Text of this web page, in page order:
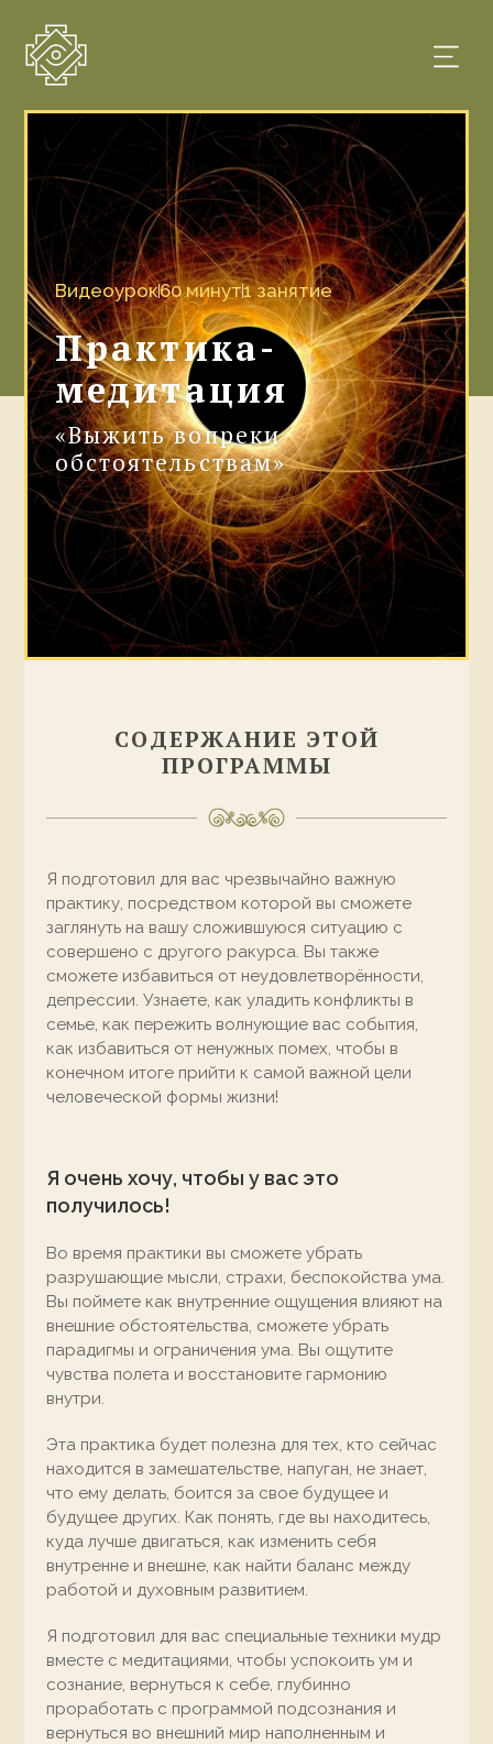
Видеоурок60 минут1 занятие
Практика-
медитация
«Выжить вопреки
обстоятельствам»
СОДЕРЖАНИЕ ЭТОЙ
ПРОГРАММЫ
Я подготовил для вас чрезвычайно важную
практику, посредством которой вы сможете
заглянуть на вашу сложившуюся ситуацию с
совершено с другого ракурса. Вы также
сможете избавиться от неудовлетворённости,
депрессии. Узнаете, как уладить конфликты в
семье, как пережить волнующие вас события,
как избавиться от ненужных помех, чтобы в
конечном итоге прийти к самой важной цели
человеческой формы жизни!
Я очень хочу, чтобы у вас это
получилось!
Во время практики вы сможете убрать
разрушающие мысли, страхи, беспокойства ума.
Вы поймете как внутренние ощущения влияют на
внешние обстоятельства, сможете убрать
парадигмы и ограничения ума. Вы ощутите
чувства полета и восстановите гармонию
внутри.
Эта практика будет полезна для тех, кто сейчас
находится в замешательстве, напуган, не знает,
что ему делать, боится за свое будущее и
будущее других. Как понять, где вы находитесь,
куда лучше двигаться, как изменить себя
внутренне и внешне, как найти баланс между
работой и духовным развитием.
Я подготовил для вас специальные техники мудр
вместе с медитациями, чтобы успокоить ум и
сознание, вернуться к себе, глубинно
проработать с программой подсознания и
вернуться во внешний мир наполненным и